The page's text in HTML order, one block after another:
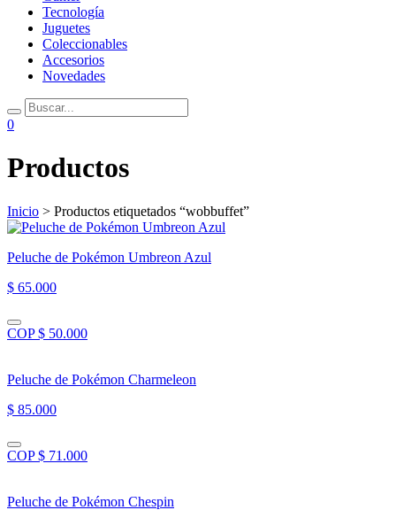
Tecnología
Juguetes
Coleccionables
Accesorios
Novedades
0
Productos
Inicio > Productos etiquetados “wobbuffet”
Peluche de Pokémon Umbreon Azul
$ 65.000
COP $ 50.000
Peluche de Pokémon Charmeleon
$ 85.000
COP $ 71.000
Peluche de Pokémon Chespin